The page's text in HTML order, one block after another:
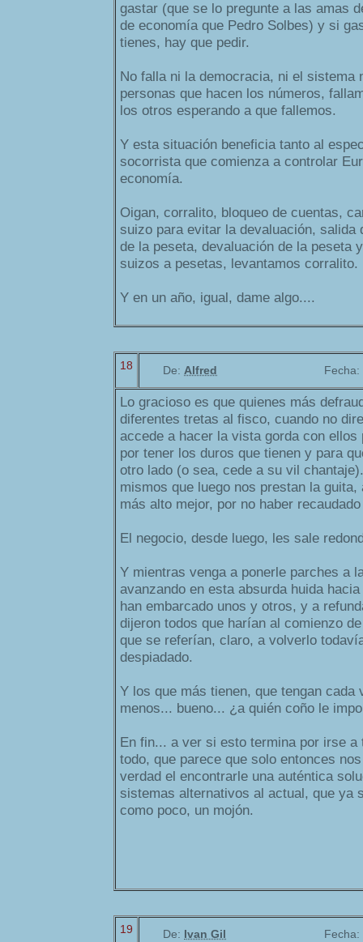
gastar (que se lo pregunte a las amas
de economía que Pedro Solbes) y si
tienes, hay que pedir.
No falla ni la democracia, ni el sistema
personas que hacen los números,
los otros esperando a que fallemos.
Y esta situación beneficia tanto al
socorrista que comienza a controlar
economía.
Oigan, corralito, bloqueo de cuentas,
suizo para evitar la devaluación, salida
de la peseta, devaluación de la peseta
suizos a pesetas, levantamos corralito.
Y en un año, igual, dame algo....
18 De: Alfred Fecha:
Lo gracioso es que quienes más
diferentes tretas al fisco, cuando no
accede a hacer la vista gorda con
por tener los duros que tienen y para
otro lado (o sea, cede a su vil
mismos que luego nos prestan la guita,
más alto mejor, por no haber
El negocio, desde luego, les sale
Y mientras venga a ponerle parches a
avanzando en esta absurda huida
han embarcado unos y otros, y a
dijeron todos que harían al comienzo
que se referían, claro, a volverlo
despiadado.
Y los que más tienen, que tengan cada
menos... bueno... ¿a quién coño le
En fin... a ver si esto termina por irse a
todo, que parece que solo entonces
verdad el encontrarle una auténtica
sistemas alternativos al actual, que ya
como poco, un mojón.
19 De: Ivan Gil Fecha: